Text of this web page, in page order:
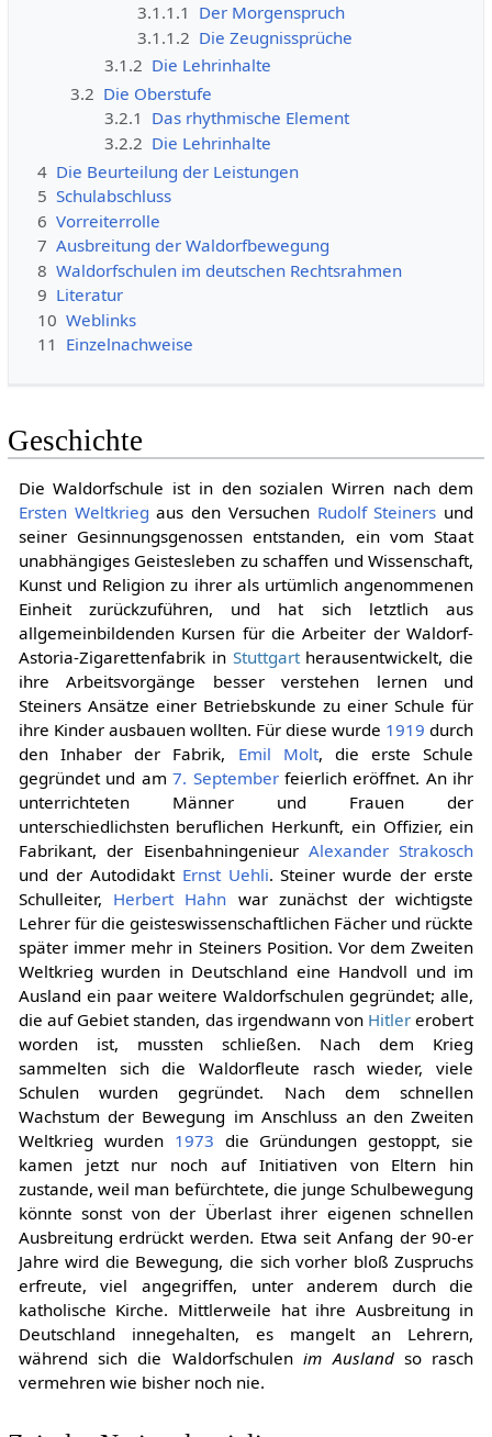
3.1.1.1 Der Morgenspruch
3.1.1.2 Die Zeugnissprüche
3.1.2 Die Lehrinhalte
3.2 Die Oberstufe
3.2.1 Das rhythmische Element
3.2.2 Die Lehrinhalte
4 Die Beurteilung der Leistungen
5 Schulabschluss
6 Vorreiterrolle
7 Ausbreitung der Waldorfbewegung
8 Waldorfschulen im deutschen Rechtsrahmen
9 Literatur
10 Weblinks
11 Einzelnachweise
Geschichte
Die Waldorfschule ist in den sozialen Wirren nach dem
Ersten Weltkrieg aus den Versuchen Rudolf Steiners und
seiner Gesinnungsgenossen entstanden, ein vom Staat
unabhängiges Geistesleben zu schaffen und Wissenschaft,
Kunst und Religion zu ihrer als urtümlich angenommenen
Einheit zurückzuführen, und hat sich letztlich aus
allgemeinbildenden Kursen für die Arbeiter der Waldorf-
Astoria-Zigarettenfabrik in Stuttgartherausentwickelt, die
ihre Arbeitsvorgänge besser verstehen lernen und
Steiners Ansätze einer Betriebskunde zu einer Schule für
ihre Kinder ausbauen wollten. Für diese wurde 1919 durch
den Inhaber der Fabrik, Emil Molt, die erste Schule
gegründet und am7. Septemberfeierlich eröffnet. An ihr
unterrichteten Männer und Frauen der
unterschiedlichsten beruflichen Herkunft, ein Offizier, ein
Fabrikant, der Eisenbahningenieur Alexander Strakosch
und der Autodidakt Ernst Uehli. Steiner wurde der erste
Schulleiter, Herbert Hahn war zunächst der wichtigste
Lehrer für die geisteswissenschaftlichen Fächer und rückte
später immer mehr in Steiners Position. Vor dem Zweiten
Weltkrieg wurden in Deutschland eine Handvoll und im
Ausland ein paar weitere Waldorfschulen gegründet; alle,
die auf Gebiet standen, das irgendwann von Hitler erobert
worden ist, mussten schließen. Nach dem Krieg
sammelten sich die Waldorfleute rasch wieder, viele
Schulen wurden gegründet. Nach dem schnellen
Wachstum der Bewegung im Anschluss an den Zweiten
Weltkrieg wurden 1973 die Gründungen gestoppt, sie
kamen jetzt nur noch auf Initiativen von Eltern hin
zustande, weil man befürchtete, die junge Schulbewegung
könnte sonst von der Überlast ihrer eigenen schnellen
Ausbreitung erdrückt werden. Etwa seit Anfang der 90-er
Jahre wird die Bewegung, die sich vorher bloß Zuspruchs
erfreute, viel angegriffen, unter anderem durch die
katholische Kirche. Mittlerweile hat ihre Ausbreitung in
Deutschland innegehalten, es mangelt an Lehrern,
während sich die Waldorfschulenim Auslandso rasch
vermehren wie bisher noch nie.